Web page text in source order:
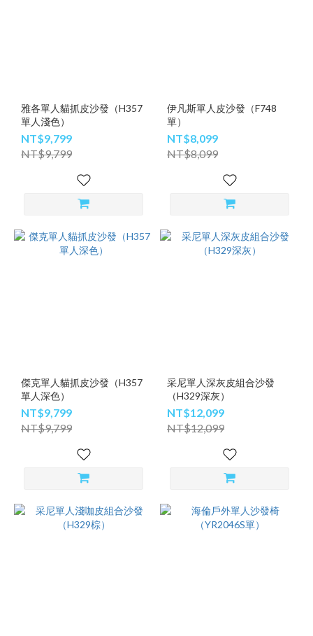
雅各單人貓抓皮沙發（H357
單人淺色）
NT$9,799
NT$9,799
伊凡斯單人皮沙發（F748
單）
NT$8,099
NT$8,099
傑克單人貓抓皮沙發（H357
單人深色）
NT$9,799
NT$9,799
采尼單人深灰皮組合沙發
（H329深灰）
NT$12,099
NT$12,099